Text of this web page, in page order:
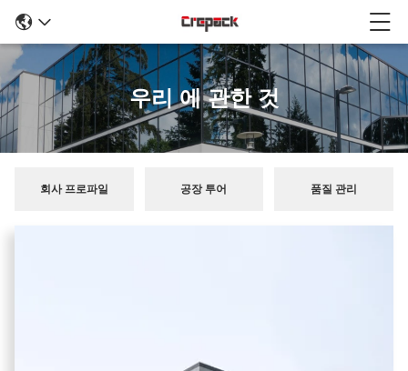
우리 에 관한 것
회사 프로파일 공장 투어 품질 관리